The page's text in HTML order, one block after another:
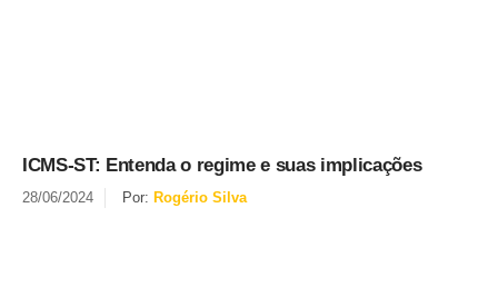
ICMS-ST: Entenda o regime e suas implicações
28/06/2024 Por: Rogério Silva